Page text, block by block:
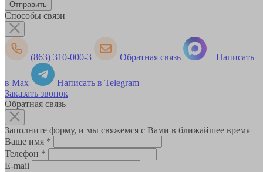
Способы связи
(863) 310-000-3 Обратная связь Написать
в Max
Написать в Telegram
Заказать звонок
Обратная связь
Заполните форму, и мы свяжемся с Вами в ближайшее время
Ваше имя *
Телефон *
E-mail